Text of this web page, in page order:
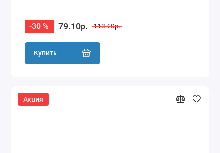
-30 % 79.10р. 113.00р.
Купить
Акция